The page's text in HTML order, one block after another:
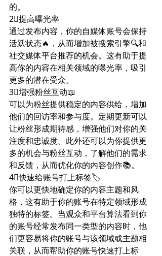
的。
2⃣️提高曝光率
通过发布内容，你的自媒体账号会保持
活跃状态🔥，从而增加被搜索引擎🔍和
社交媒体平台推荐的机会。这有助于提
高你的内容在相关领域的曝光率，吸引
更多的潜在受众。
3⃣️增强粉丝互动📖
可以为粉丝提供稳定的内容供给，增加
他们的回访率和参与度。定期更新可以
让粉丝形成期待感，增强他们对你的关
注度和忠诚度。此外还可以为你提供更
多的机会与粉丝互动，了解他们的需求
和反馈，从而优化你的内容创作📚。
4⃣️快速给账号打上标签🏷️
你可以更快地确定你的内容主题和风
格，这有助于你的账号在特定领域形成
独特的标签。当观众和平台算法看到你
的账号经常发布同一类型的内容时，他
们更容易将你的账号与该领域或主题相
关联，从而帮助你的账号快速打上标